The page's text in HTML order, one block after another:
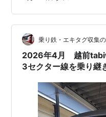
用。離陸が綺麗に撮影で
鄭州からのカーゴルクス
な…
乗り鉄・エキタグ収集
2026年4月 越前
3セクター線を乗り継